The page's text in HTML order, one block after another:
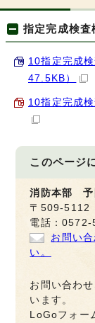
指定完成検査
10指定完成
47.5KB）
10指定完成
このページ
消防本部 予
〒509-5112
電話：
お問い
い。
お問い合わ
います。
LoGoフォ